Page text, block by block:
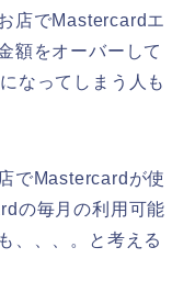
店でMastercardエ
額をオーバーして
なってしまう人も
でMastercardが使
の毎月の利用可能
、、、。と考える